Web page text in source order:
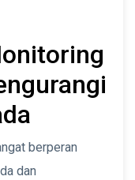
berperan
dan